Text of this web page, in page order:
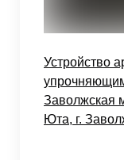
Устройство
Заволжская
Юта, г.